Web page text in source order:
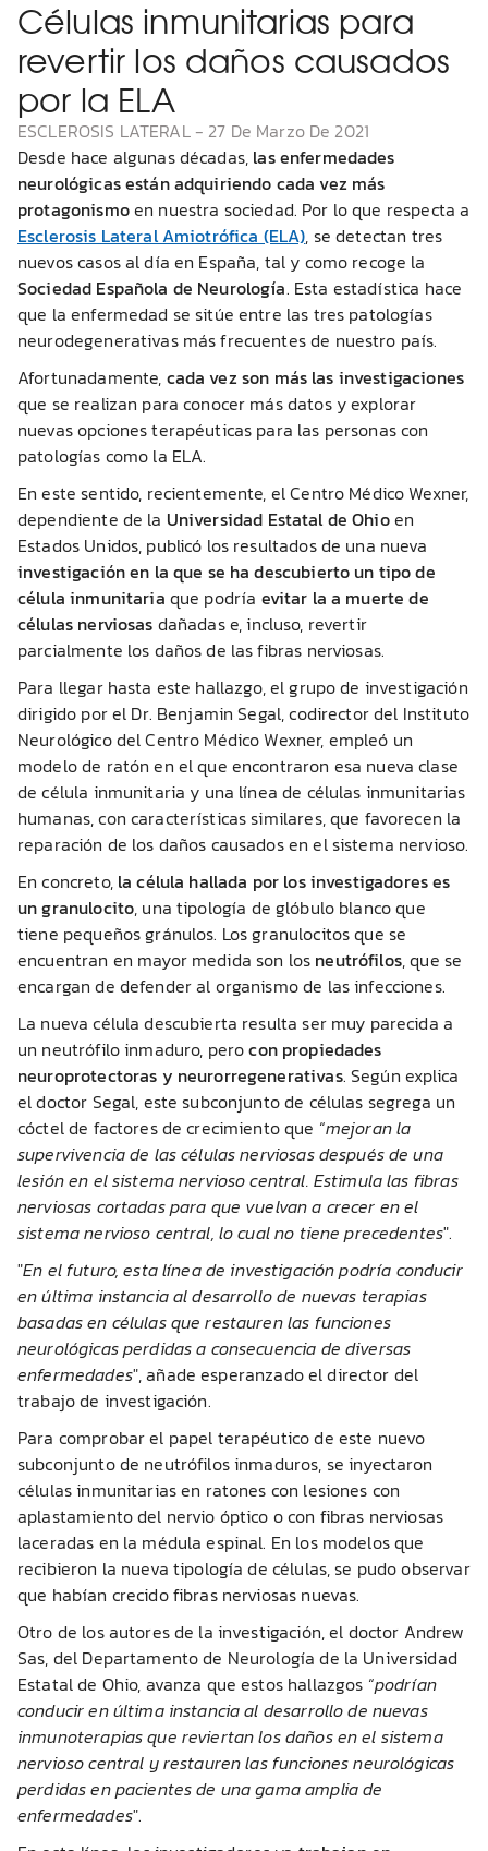
Células inmunitarias para
revertir los daños causados
por la ELA
ESCLEROSIS LATERAL- 27 De Marzo De 2021
Desde hace algunas décadas, las enfermedades
neurológicas están adquiriendo cada vez más
protagonismoen nuestra sociedad. Por lo que respecta a
Esclerosis Lateral Amiotrófica (ELA), se detectan tres
nuevos casos al día en España, tal y como recoge la
Sociedad Española de Neurología. Esta estadística hace
que la enfermedad se sitúe entre las tres patologías
neurodegenerativas más frecuentes de nuestro país.
Afortunadamente, cada vez son más las investigaciones
que se realizan para conocer más datos y explorar
nuevas opciones terapéuticas para las personas con
patologías como la ELA.
En este sentido, recientemente, el Centro Médico Wexner,
dependiente de la Universidad Estatal de Ohioen
Estados Unidos, publicó los resultados de una nueva
investigación en la que se ha descubierto un tipo de
célula inmunitaria que podría evitar la a muerte de
células nerviosas dañadas e, incluso, revertir
parcialmente los daños de las fibras nerviosas.
Para llegar hasta este hallazgo, el grupo de investigación
dirigido por el Dr. Benjamin Segal, codirector del Instituto
Neurológico del Centro Médico Wexner, empleó un
modelo de ratón en el que encontraron esa nueva clase
de célula inmunitaria y una línea de células inmunitarias
humanas, con características similares, que favorecen la
reparación de los daños causados en el sistema nervioso.
En concreto,la célula hallada por los investigadores es
un granulocito, una tipología de glóbulo blanco que
tiene pequeños gránulos. Los granulocitos que se
encuentran en mayor medida son los neutrófilos, que se
encargan de defender al organismo de las infecciones.
La nueva célula descubierta resulta ser muy parecida a
un neutrófilo inmaduro, perocon propiedades
neuroprotectoras y neurorregenerativas. Según explica
el doctor Segal, este subconjunto de células segrega un
cóctel de factores de crecimiento que “mejoran la
supervivencia de las células nerviosas después de una
lesión en el sistema nervioso central. Estimula las fibras
nerviosas cortadas para que vuelvan a crecer en el
sistema nervioso central, lo cual no tiene precedentes".
"En el futuro, esta línea de investigación podría conducir
en última instancia al desarrollo de nuevas terapias
basadas en células que restauren las funciones
neurológicas perdidas a consecuencia de diversas
enfermedades", añade esperanzado el director del
trabajo de investigación.
Para comprobar el papel terapéutico de este nuevo
subconjunto de neutrófilos inmaduros, se inyectaron
células inmunitarias en ratones con lesiones con
aplastamiento del nervio óptico o con fibras nerviosas
laceradas en la médula espinal. En los modelos que
recibieron la nueva tipología de células, se pudo observar
que habían crecido fibras nerviosas nuevas.
Otro de los autores de la investigación, el doctor Andrew
Sas, del Departamento de Neurología de la Universidad
Estatal de Ohio, avanza que estos hallazgos “podrían
conducir en última instancia al desarrollo de nuevas
inmunoterapias que reviertan los daños en el sistema
nervioso central y restauren las funciones neurológicas
perdidas en pacientes de una gama amplia de
enfermedades".